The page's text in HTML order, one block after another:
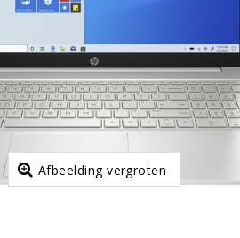
Afbeelding vergroten